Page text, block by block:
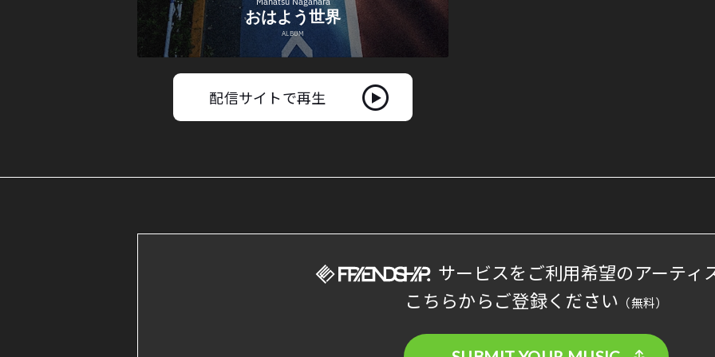
配信サイトで再生
サービスをご利用希望のアーティ
こちらからご登録ください （無料）